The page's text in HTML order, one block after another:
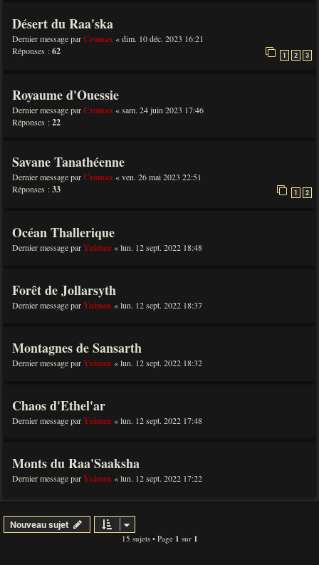
Désert du Raa'ska
Dernier message parCromax «dim. 10 déc. 2023 16:21
Réponses :62 1 2 3
Royaume d'Ouessie
Dernier message parCromax «sam. 24 juin 2023 17:46
Réponses :22
Savane Tanathéenne
Dernier message parCromax «ven. 26 mai 2023 22:51
Réponses :33 1 2
Océan Thallerique
Dernier message parYuimen «lun. 12 sept. 2022 18:48
Forêt de Jollarsyth
Dernier message parYuimen «lun. 12 sept. 2022 18:37
Montagnes de Sansarth
Dernier message parYuimen «lun. 12 sept. 2022 18:32
Chaos d'Ethel'ar
Dernier message parYuimen «lun. 12 sept. 2022 17:48
Monts du Raa'Saaksha
Dernier message parYuimen «lun. 12 sept. 2022 17:22
Nouveau sujet
15 sujets • Page 1 sur 1